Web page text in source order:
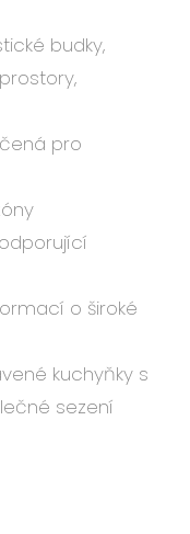
budky,
pro
o široké
kuchyňky s
sezení